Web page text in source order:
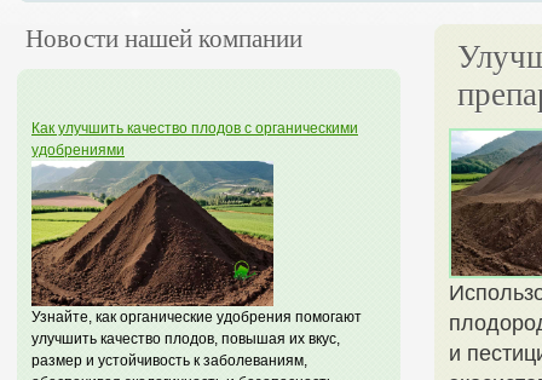
Новости нашей компании
Как улучшить качество плодов с органическими
удобрениями
Узнайте, как органические удобрения помогают
улучшить качество плодов, повышая их вкус,
размер и устойчивость к заболеваниям,
и